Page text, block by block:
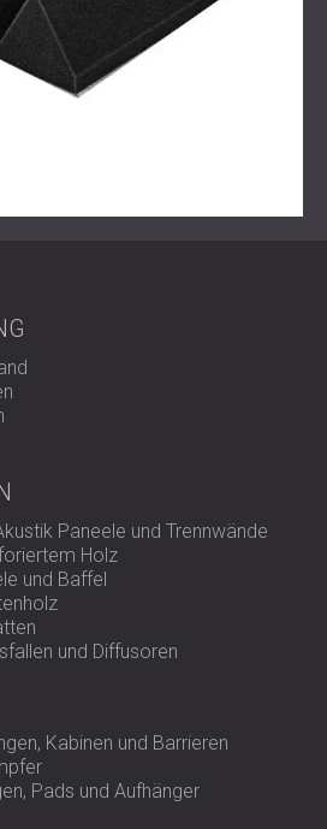
Paneele und Trennwände
Holz
und Baffel
und Diffusoren
Kabinen und Barrieren
Pads und Aufhänger